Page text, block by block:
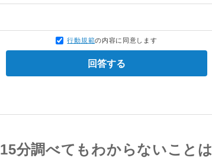
行動規範の内容に同意します
回答する
15分調べてもわからないことは